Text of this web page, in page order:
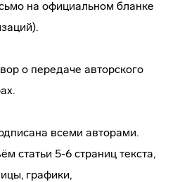
на официальном бланке
о передаче авторского
всеми авторами.
статьи 5-6 страниц текста,
графики,